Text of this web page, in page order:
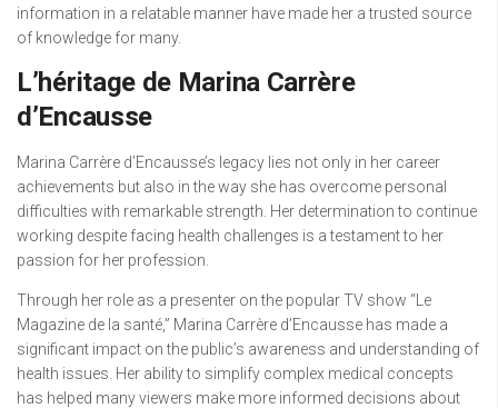
information in a relatable manner have made her a trusted source
of knowledge for many.
L’héritage de Marina Carrère
d’Encausse
Marina Carrère d’Encausse’s legacy lies not only in her career
achievements but also in the way she has overcome personal
difficulties with remarkable strength. Her determination to continue
working despite facing health challenges is a testament to her
passion for her profession.
Through her role as a presenter on the popular TV show “Le
Magazine de la santé,” Marina Carrère d’Encausse has made a
significant impact on the public’s awareness and understanding of
health issues. Her ability to simplify complex medical concepts
has helped many viewers make more informed decisions about